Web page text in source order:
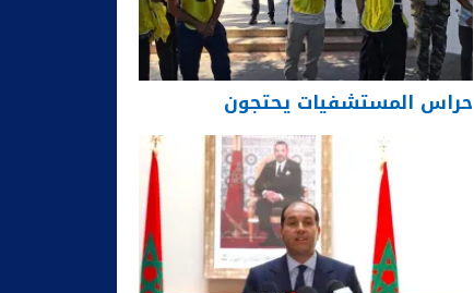
حراس المستشفيات يحتجون